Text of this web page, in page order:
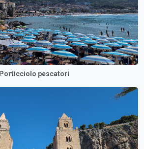
Porticciolo pescatori